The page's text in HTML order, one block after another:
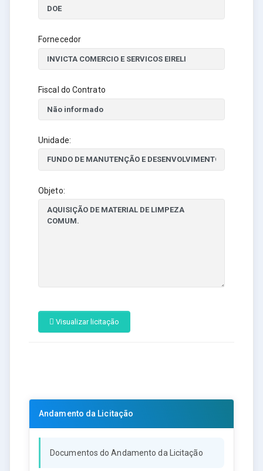
Fornecedor
Fiscal do Contrato
Unidade:
Objeto:
Visualizar licitação
Andamento da Licitação
Documentos do Andamento da Licitação